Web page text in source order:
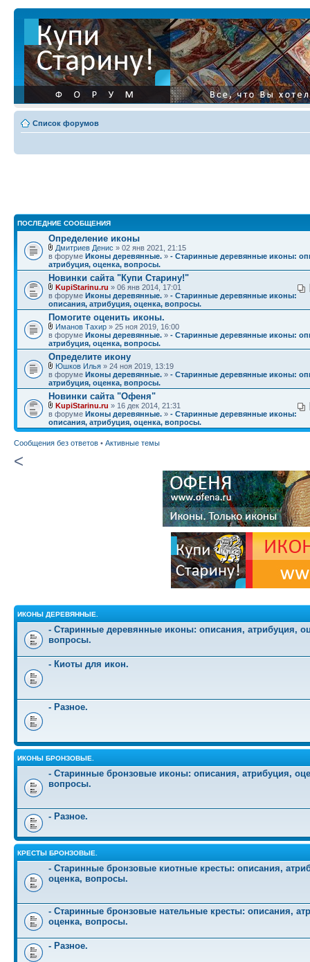
Список форумов
ПОСЛЕДНИЕ СООБЩЕНИЯ
Определение иконы
Дмитриев Денис » 02 янв 2021, 21:15
в форуме Иконы деревянные. » - Старинные деревянные иконы:
атрибуция, оценка, вопросы.
Новинки сайта "Купи Старину!"
KupiStarinu.ru » 06 янв 2014, 17:01
в форуме Иконы деревянные. » - Старинные деревянные иконы:
описания, атрибуция, оценка, вопросы.
Помогите оценить иконы.
Иманов Тахир » 25 ноя 2019, 16:00
в форуме Иконы деревянные. » - Старинные деревянные иконы:
атрибуция, оценка, вопросы.
Определите икону
Юшков Илья » 24 ноя 2019, 13:19
в форуме Иконы деревянные. » - Старинные деревянные иконы:
атрибуция, оценка, вопросы.
Новинки сайта "Офеня"
KupiStarinu.ru » 16 дек 2014, 21:31
в форуме Иконы деревянные. » - Старинные деревянные иконы:
описания, атрибуция, оценка, вопросы.
Сообщения без ответов • Активные темы
<
ИКОНЫ ДЕРЕВЯННЫЕ.
- Старинные деревянные иконы: описания, атрибуция,
вопросы.
- Киоты для икон.
- Разное.
ИКОНЫ БРОНЗОВЫЕ.
- Старинные бронзовые иконы: описания, атрибуция,
вопросы.
- Разное.
КРЕСТЫ БРОНЗОВЫЕ.
- Старинные бронзовые киотные кресты: описания,
оценка, вопросы.
- Старинные бронзовые нательные кресты: описания,
оценка, вопросы.
- Разное.